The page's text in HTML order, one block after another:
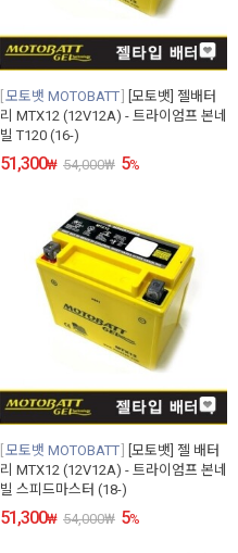
모토뱃 MOTOBATT
[모토뱃] 젤배터
리 MTX12 (12V12A) - 트라이엄프 본네
빌 T120 (16-)
51,300₩ 54,000₩ 5%
모토뱃 MOTOBATT
[모토뱃] 젤 배터
리 MTX12 (12V12A) - 트라이엄프 본네
빌 스피드마스터 (18-)
51,300₩ 54,000₩ 5%